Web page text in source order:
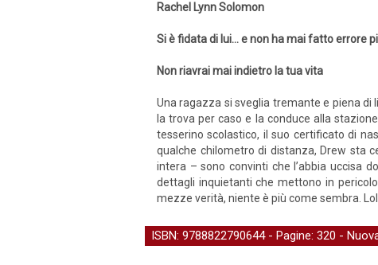
Rachel Lynn Solomon
Si è fidata di lui… e non ha mai fatto errore
Non riavrai mai indietro la tua vita
Una ragazza si sveglia tremante e piena di
la trova per caso e la conduce alla
tesserino scolastico, il suo certificato di
qualche chilometro di distanza, Drew sta
intera – sono convinti che l’abbia uccisa
dettagli inquietanti che mettono in
mezze verità, niente è più come sembra.
ISBN: 9788822790644 - Pagine: 320 -